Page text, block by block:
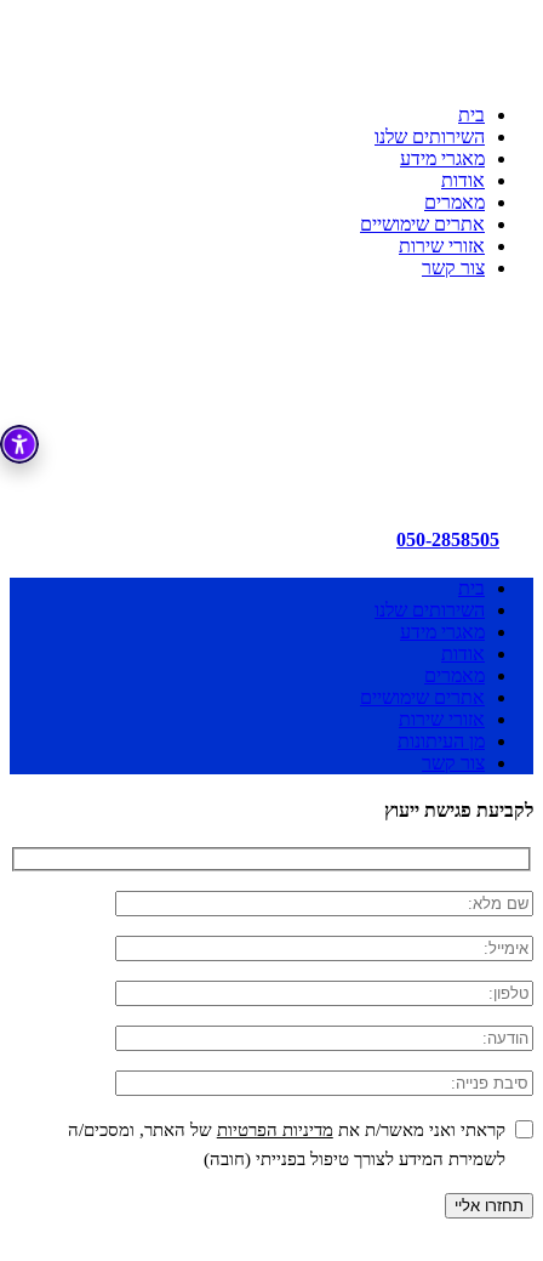
בית
השירותים שלנו
מאגרי מידע
אודות
מאמרים
אתרים שימושיים
אזורי שירות
צור קשר
050-2858505
בית
השירותים שלנו
מאגרי מידע
אודות
מאמרים
אתרים שימושיים
אזורי שירות
מן העיתונות
צור קשר
לקביעת פגישת ייעוץ
קראתי ואני מאשר/ת את מדיניות הפרטיות של האתר, ומסכים/ה
לשמירת המידע לצורך טיפול בפנייתי (חובה)